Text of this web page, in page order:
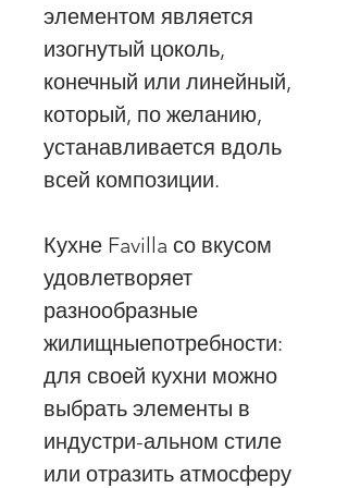
элементом является
изогнутый цоколь,
конечный или линейный,
который, по желанию,
устанавливается вдоль
всей композиции.
Кухне Favilla со вкусом
удовлетворяет
разнообразные
жилищныепотребности:
для своей кухни можно
выбрать элементы в
индустри-альном стиле
или отразить атмосферу